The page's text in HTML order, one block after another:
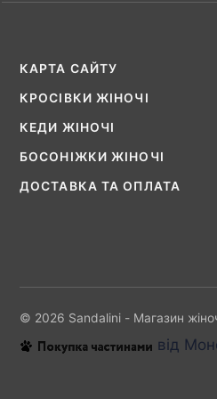
КАРТА САЙТУ
КРОСІВКИ ЖІНОЧІ
КЕДИ ЖІНОЧІ
БОСОНІЖКИ ЖІНОЧІ
ДОСТАВКА ТА ОПЛАТА
© 2026 Sandalini - Магазин
від